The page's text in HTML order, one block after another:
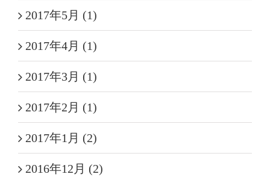
2017年5月 (1)
2017年4月 (1)
2017年3月 (1)
2017年2月 (1)
2017年1月 (2)
2016年12月 (2)